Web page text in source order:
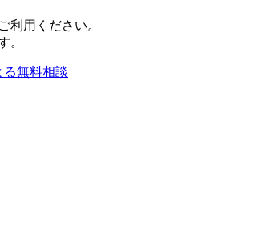
利用ください。
。
る無料相談